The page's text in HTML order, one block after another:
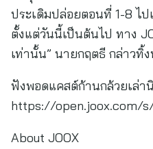
ประเดิมปล่อยตอนที่ 1-8 ไ
ตั้งแต่วันนี้เป็นต้นไป ทาง
เท่านั้น” นายกฤตธี กล่าวทิ้
ฟังพอดแคสต์ก้านกล้วยเล่า
https://open.joox.com/
About JOOX